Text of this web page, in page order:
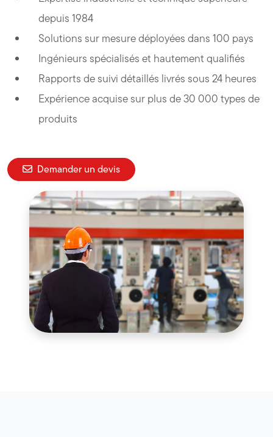
depuis 1984
Solutions sur mesure déployées dans 100 pays
Ingénieurs spécialisés et hautement qualifiés
Rapports de suivi détaillés livrés sous 24 heures
Expérience acquise sur plus de 30 000 types de
produits
Demander un devis